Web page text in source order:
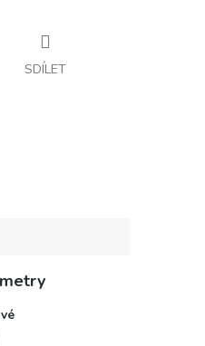
SDÍLET